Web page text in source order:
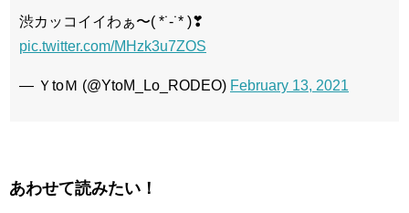
渋カッコイイわぁ〜( *˙-˙* )❣
pic.twitter.com/MHzk3u7ZOS
— ＹtoＭ (@YtoM_Lo_RODEO) February 13, 2021
あわせて読みたい！